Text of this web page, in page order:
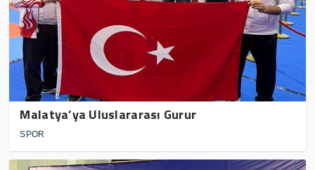
Malatya’ya Uluslararası Gurur
SPOR